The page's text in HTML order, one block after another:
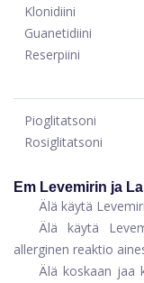
Klonidiini
Guanetidiini
Reserpiini
Pioglitatsoni
Rosiglitatsoni
Em Levemirin ja
Älä käytä
Älä käytä
allerginen reaktio
Älä koskaan jaa